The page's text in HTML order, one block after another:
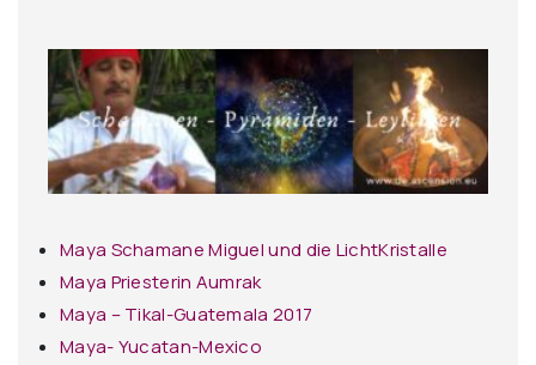
Maya Schamane Miguel und die LichtKristalle
Maya Priesterin Aumrak
Maya – Tikal-Guatemala 2017
Maya- Yucatan-Mexico